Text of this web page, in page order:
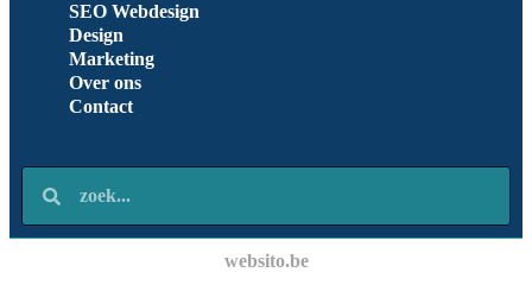
SEO Webdesign
Design
Marketing
Over ons
Contact
websito.be